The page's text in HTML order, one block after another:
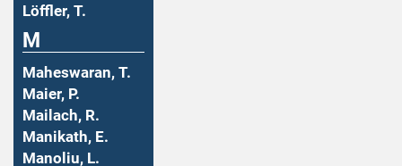
Löffler, T.
M
Maheswaran, T.
Maier, P.
Mailach, R.
Manikath, E.
Manoliu, L.